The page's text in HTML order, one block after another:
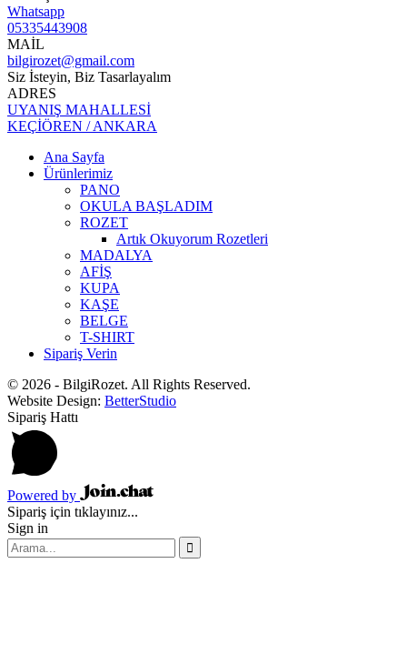
Whatsapp
05335443908
MAİL
bilgirozet@gmail.com
Siz İsteyin, Biz Tasarlayalım
ADRES
UYANIŞ MAHALLESİ
KEÇİÖREN / ANKARA
Ana Sayfa
Ürünlerimiz
PANO
OKULA BAŞLADIM
ROZET
Artık Okuyorum Rozetleri
MADALYA
AFİŞ
KUPA
KAŞE
BELGE
T-SHIRT
Sipariş Verin
© 2026 - BilgiRozet. All Rights Reserved.
Website Design: BetterStudio
Sipariş Hattı
Powered by
Sipariş için tıklayınız...
Sign in